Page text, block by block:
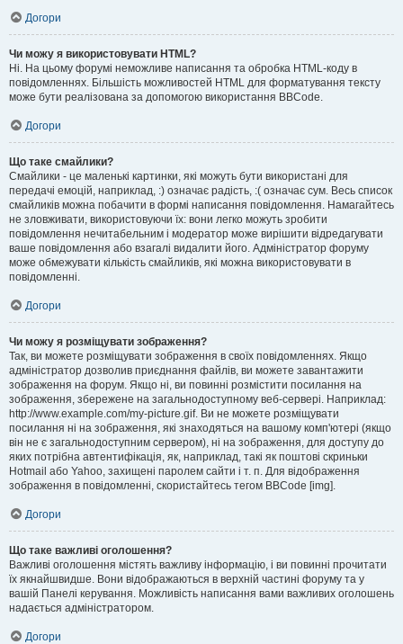
Догори
Чи можу я використовувати HTML?
Ні. На цьому форумі неможливе написання та обробка HTML-коду в
повідомленнях. Більшість можливостей HTML для форматування тексту
може бути реалізована за допомогою використання BBCode.
Догори
Що таке смайлики?
Смайлики - це маленькі картинки, які можуть бути використані для
передачі емоцій, наприклад, :) означає радість, :( означає сум. Весь список
смайликів можна побачити в формі написання повідомлення. Намагайтесь
не зловживати, використовуючи їх: вони легко можуть зробити
повідомлення нечитабельним і модератор може вирішити відредагувати
ваше повідомлення або взагалі видалити його. Адміністратор форуму
може обмежувати кількість смайликів, які можна використовувати в
повідомленні.
Догори
Чи можу я розміщувати зображення?
Так, ви можете розміщувати зображення в своїх повідомленнях. Якщо
адміністратор дозволив приєднання файлів, ви можете завантажити
зображення на форум. Якщо ні, ви повинні розмістити посилання на
зображення, збережене на загальнодоступному веб-сервері. Наприклад:
http://www.example.com/my-picture.gif. Ви не можете розміщувати
посилання ні на зображення, які знаходяться на вашому комп'ютері (якщо
він не є загальнодоступним сервером), ні на зображення, для доступу до
яких потрібна автентифікація, як, наприклад, такі як поштові скриньки
Hotmail або Yahoo, захищені паролем сайти і т. п. Для відображення
зображення в повідомленні, скористайтесь тегом BBCode [img].
Догори
Що таке важливі оголошення?
Важливі оголошення містять важливу інформацію, і ви повинні прочитати
їх якнайшвидше. Вони відображаються в верхній частині форуму та у
вашій Панелі керування. Можливість написання вами важливих оголошень
надається адміністратором.
Догори